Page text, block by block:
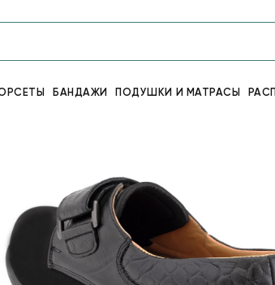
БАНДАЖИ ПОДУШКИ И МАТРАСЫ